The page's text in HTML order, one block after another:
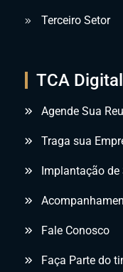
Terceiro Setor
TCA Digital
Agende Sua
Traga sua
Implantação de
Fale Conosco
Faça Parte do